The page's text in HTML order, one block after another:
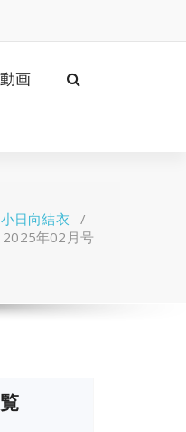
画
小日向結衣 /
2025年02月号